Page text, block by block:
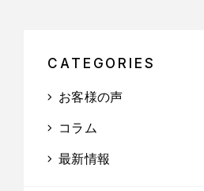
CATEGORIES
お客様の声
コラム
最新情報